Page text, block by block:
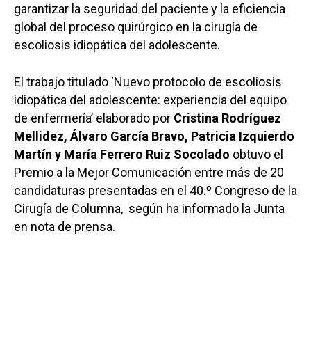
garantizar la seguridad del paciente y la eficiencia
global del proceso quirúrgico en la cirugía de
escoliosis idiopática del adolescente.
El trabajo titulado ‘Nuevo protocolo de escoliosis
idiopática del adolescente: experiencia del equipo
de enfermería’ elaborado por Cristina Rodríguez
Mellidez, Álvaro García Bravo, Patricia Izquierdo
Martín y María Ferrero Ruiz Socolado obtuvo el
Premio a la Mejor Comunicación entre más de 20
candidaturas presentadas en el 40.º Congreso de la
Cirugía de Columna, según ha informado la Junta
en nota de prensa.